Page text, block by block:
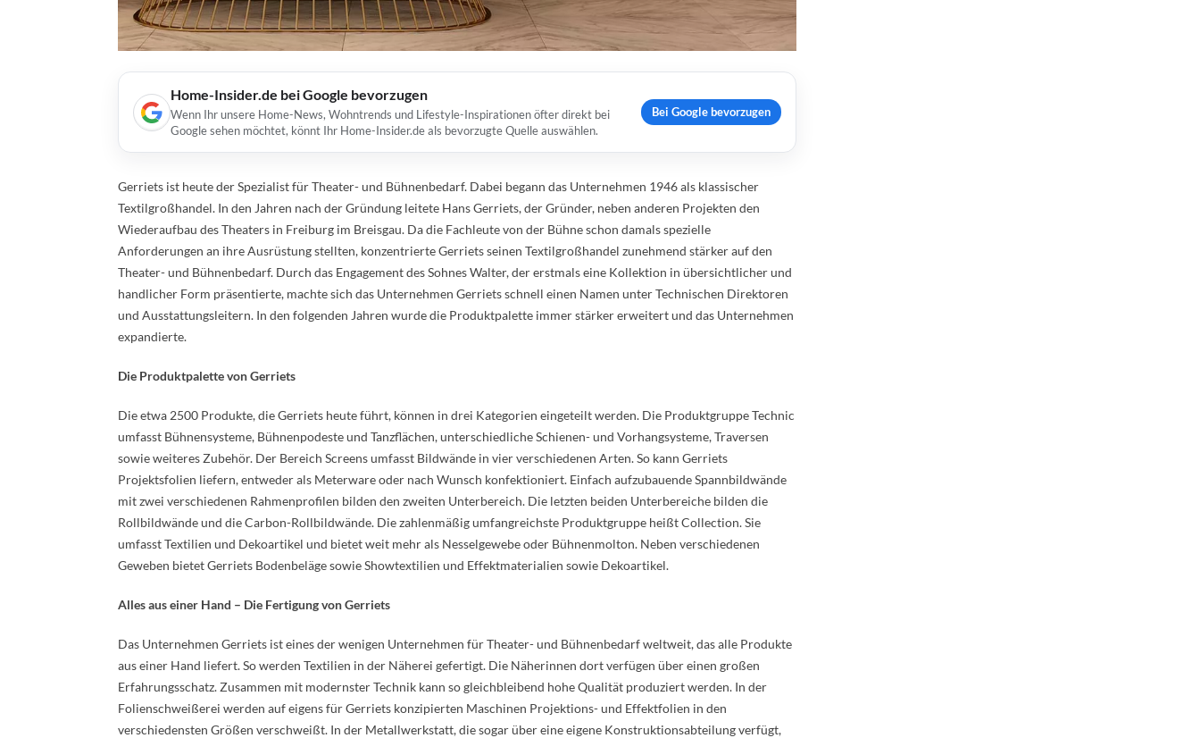
Home-Insider.de bei Google bevorzugen
Wenn Ihr unsere Home-News, Wohntrends und Lifestyle-Inspirationen öfter direkt bei
Google sehen möchtet, könnt Ihr Home-Insider.de als bevorzugte Quelle auswählen.
Bei Google bevorzugen
Gerriets ist heute der Spezialist für Theater- und Bühnenbedarf. Dabei begann das Unternehmen 1946 als klassischer
Textilgroßhandel. In den Jahren nach der Gründung leitete Hans Gerriets, der Gründer, neben anderen Projekten den
Wiederaufbau des Theaters in Freiburg im Breisgau. Da die Fachleute von der Bühne schon damals spezielle
Anforderungen an ihre Ausrüstung stellten, konzentrierte Gerriets seinen Textilgroßhandel zunehmend stärker auf den
Theater- und Bühnenbedarf. Durch das Engagement des Sohnes Walter, der erstmals eine Kollektion in übersichtlicher und
handlicher Form präsentierte, machte sich das Unternehmen Gerriets schnell einen Namen unter Technischen Direktoren
und Ausstattungsleitern. In den folgenden Jahren wurde die Produktpalette immer stärker erweitert und das Unternehmen
expandierte.
Die Produktpalette von Gerriets
Die etwa 2500 Produkte, die Gerriets heute führt, können in drei Kategorien eingeteilt werden. Die Produktgruppe Technic
umfasst Bühnensysteme, Bühnenpodeste und Tanzflächen, unterschiedliche Schienen- und Vorhangsysteme, Traversen
sowie weiteres Zubehör. Der Bereich Screens umfasst Bildwände in vier verschiedenen Arten. So kann Gerriets
Projektsfolien liefern, entweder als Meterware oder nach Wunsch konfektioniert. Einfach aufzubauende Spannbildwände
mit zwei verschiedenen Rahmenprofilen bilden den zweiten Unterbereich. Die letzten beiden Unterbereiche bilden die
Rollbildwände und die Carbon-Rollbildwände. Die zahlenmäßig umfangreichste Produktgruppe heißt Collection. Sie
umfasst Textilien und Dekoartikel und bietet weit mehr als Nesselgewebe oder Bühnenmolton. Neben verschiedenen
Geweben bietet Gerriets Bodenbeläge sowie Showtextilien und Effektmaterialien sowie Dekoartikel.
Alles aus einer Hand – Die Fertigung von Gerriets
Das Unternehmen Gerriets ist eines der wenigen Unternehmen für Theater- und Bühnenbedarf weltweit, das alle Produkte
aus einer Hand liefert. So werden Textilien in der Näherei gefertigt. Die Näherinnen dort verfügen über einen großen
Erfahrungsschatz. Zusammen mit modernster Technik kann so gleichbleibend hohe Qualität produziert werden. In der
Folienschweißerei werden auf eigens für Gerriets konzipierten Maschinen Projektions- und Effektfolien in den
verschiedensten Größen verschweißt. In der Metallwerkstatt, die sogar über eine eigene Konstruktionsabteilung verfügt,